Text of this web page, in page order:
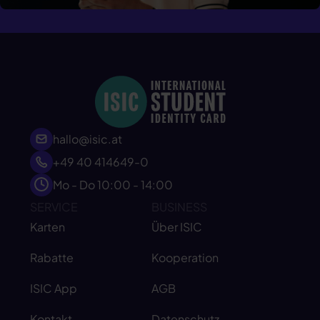
hallo@isic.at
+49 40 414649-0
Mo - Do 10:00 - 14:00
Karten
Rabatte
ISIC App
Über ISIC
Kooperation
AGB